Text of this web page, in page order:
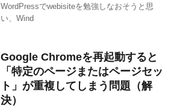
WordPressでwebisiteを勉強しなおそうと思
い、Wind
Google Chromeを再起動すると
「特定のページまたはページセッ
ト」が重複してしまう問題（解
決）